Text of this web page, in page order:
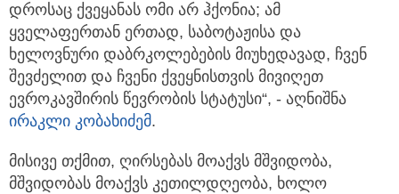
დროსაც ქვეყანას ომი არ ჰქონია; ამ
ყველაფერთან ერთად, საბოტაჟისა და
ხელოვნური დაბრკოლებების მიუხედავად, ჩვენ
შევძელით და ჩვენი ქვეყნისთვის მივიღეთ
ევროკავშირის წევრობის სტატუსი“, - აღნიშნა
ირაკლი კობახიძემ.
მისივე თქმით, ღირსებას მოაქვს მშვიდობა,
მშვიდობას მოაქვს კეთილდღეობა, ხოლო